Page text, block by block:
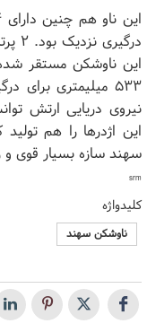
۵۳۳ میلیمتری
نیروی دریایی ارتش
این اژدرها را هم
سهند سازه بسیار قوی و
srm
کلیدواژه
ناوشکن سهند